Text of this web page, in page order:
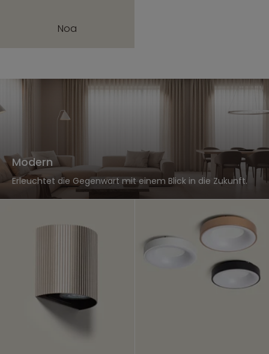
Noa
Modern
Erleuchtet die Gegenwart mit einem Blick in die Zukunft.